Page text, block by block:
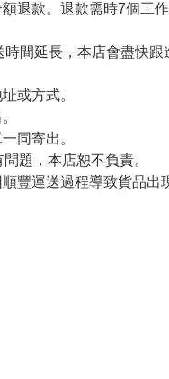
款。退款需時7個工作
延長，本店會盡快跟
或方式。
同寄出。
題，本店恕不負責。
運送過程導致貨品出